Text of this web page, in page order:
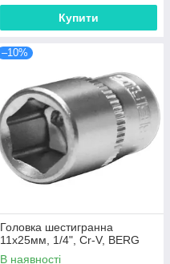
Купити
–10%
Головка шестигранна
11х25мм, 1/4", Cr-V, BERG
В наявності